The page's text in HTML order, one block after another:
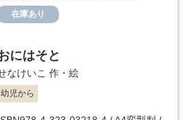
在庫あり
にはそと
なけいこ 作・絵
幼児から